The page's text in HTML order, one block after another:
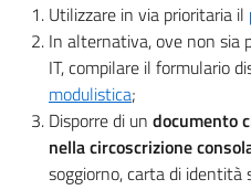
Utilizzare in via prioritaria il
In alternativa, ove non sia
IT, compilare il formulario
modulistica;
Disporre di un documento
nella circoscrizione
soggiorno, carta di